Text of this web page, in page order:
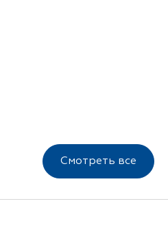
Смотреть все